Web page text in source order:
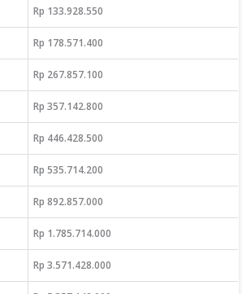
Rp 133.928.550
Rp 178.571.400
Rp 267.857.100
Rp 357.142.800
Rp 446.428.500
Rp 535.714.200
Rp 892.857.000
Rp 1.785.714.000
Rp 3.571.428.000